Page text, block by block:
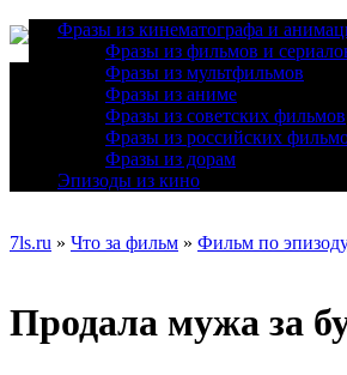
Фразы из кинематографа и
Фразы из фильмов и
Фразы из мультфильмов
Фразы из аниме
Фразы из советских фильмов
Фразы из российских
Фразы из дорам
Эпизоды из кино
7ls.ru » Что за фильм » Фильм по
Продала мужа за